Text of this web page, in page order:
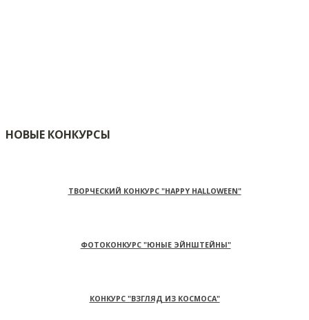
НОВЫЕ КОНКУРСЫ
ТВОРЧЕСКИЙ КОНКУРС "HAPPY HALLOWEEN"
ФОТОКОНКУРС "ЮНЫЕ ЭЙНШТЕЙНЫ"
КОНКУРС "ВЗГЛЯД ИЗ КОСМОСА"